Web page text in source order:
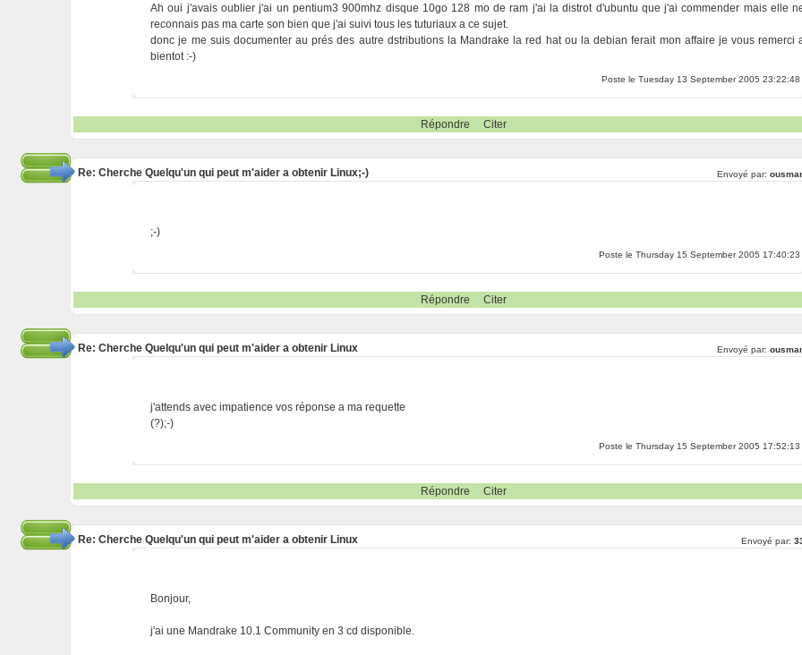
Ah oui j'avais oublier j'ai un pentium3 900mhz disque 10go 128 mo de ram j'ai la distrot d'ubuntu que j'ai commender mais elle
reconnais pas ma carte son bien que j'ai suivi tous les tuturiaux a ce sujet.
donc je me suis documenter au prés des autre dstributions la Mandrake la red hat ou la debian ferait mon affaire je vous remerci
bientot :-)
Poste le Tuesday 13 September 2005 23:22:48
Répondre Citer
Re: Cherche Quelqu'un qui peut m'aider a obtenir Linux;-) Envoyé par:
;-)
Poste le Thursday 15 September 2005 17:40:23
Répondre Citer
Re: Cherche Quelqu'un qui peut m'aider a obtenir Linux Envoyé par:
j'attends avec impatience vos réponse a ma requette
(?);-)
Poste le Thursday 15 September 2005 17:52:13
Répondre Citer
Re: Cherche Quelqu'un qui peut m'aider a obtenir Linux Envoyé par:
Bonjour,
j'ai une Mandrake 10.1 Community en 3 cd disponible.